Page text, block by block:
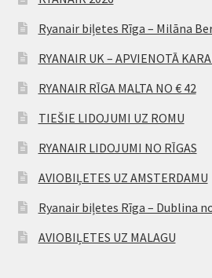
Ryanair biļetes Rīga – Milāna
RYANAIR UK – APVIENOTĀ
RYANAIR RĪGA MALTA NO € 42
TIEŠIE LIDOJUMI UZ ROMU
RYANAIR LIDOJUMI NO RĪGAS
AVIOBIĻETES UZ AMSTERDAMU
Ryanair biļetes Rīga – Dublina
AVIOBIĻETES UZ MALAGU